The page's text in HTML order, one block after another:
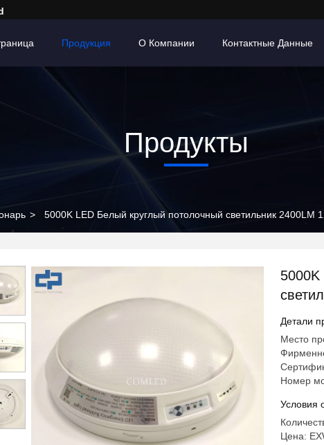
Продукция О Компании Контактные Данные
Продукты
> 5000K LED Белый круглый потолочный светильник
Детали
Место
Номер
Условия
Цена: